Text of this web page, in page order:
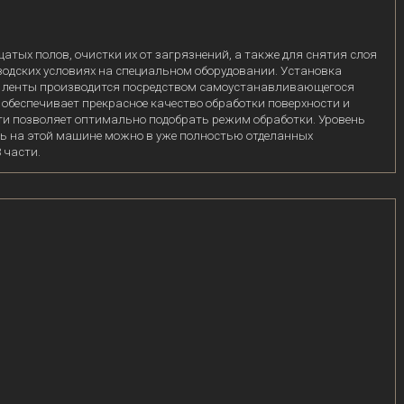
полов, очистки их от загрязнений, а также для снятия слоя
условиях на специальном оборудовании. Установка
производится посредством самоустанавливающегося
прекрасное качество обработки поверхности и
позволяет оптимально подобрать режим обработки. Уровень
на этой машине можно в уже полностью отделанных